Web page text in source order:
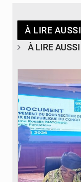
À LIRE AUSSI
À LIRE AUSSI